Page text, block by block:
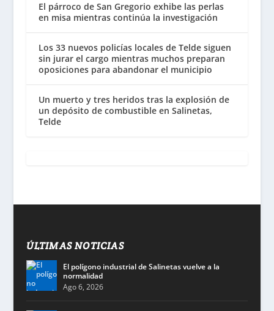
El párroco de San Gregorio exhibe las perlas
en misa mientras continúa la investigación
Los 33 nuevos policías locales de Telde siguen
sin jurar el cargo mientras muchos preparan
oposiciones para abandonar el municipio
Un muerto y tres heridos tras la explosión de
un depósito de combustible en Salinetas,
Telde
ÚLTIMAS NOTICIAS
El polígono industrial de Salinetas vuelve a la
normalidad
Ago 6, 2026